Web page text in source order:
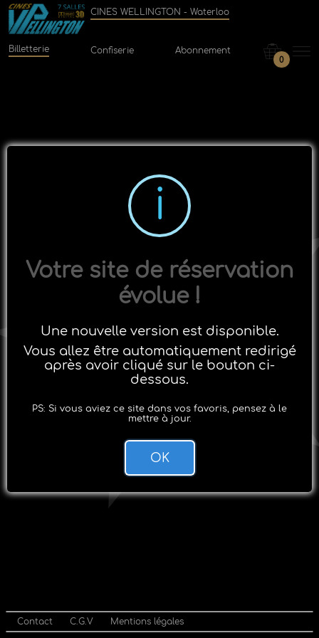
CINES WELLINGTON - Waterloo
Billetterie Confiserie Abonnement
0
Contact C.G.V Mentions légales
Votre site de réservation
évolue !
Une nouvelle version est disponible.
Vous allez être automatiquement redirigé
après avoir cliqué sur le bouton ci-
dessous.
PS: Si vous aviez ce site dans vos favoris, pensez à le
mettre à jour.
OK